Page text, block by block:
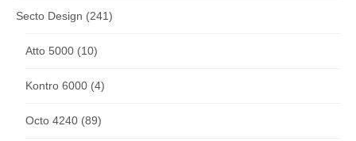
Secto Design (241)
Atto 5000 (10)
Kontro 6000 (4)
Octo 4240 (89)